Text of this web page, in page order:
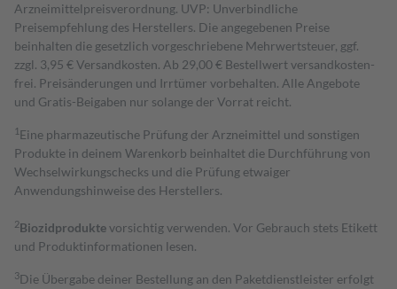
Arzneimittelpreisverordnung. UVP: Unverbindliche
Preisempfehlung des Herstellers. Die angegebenen Preise
beinhalten die gesetzlich vorgeschriebene Mehrwertsteuer, ggf.
zzgl. 3,95 € Versandkosten. Ab 29,00 € Bestell­wert versand­kosten­
frei. Preisänderungen und Irrtümer vorbehalten. Alle Angebote
und Gratis-Beigaben nur solange der Vorrat reicht.
1 Eine pharmazeutische Prüfung der Arzneimittel und sonstigen
Produkte in deinem Warenkorb beinhaltet die Durchführung von
Wechselwirkungschecks und die Prüfung etwaiger
Anwendungshinweise des Herstellers.
2Biozidproduktevorsichtig verwenden. Vor Gebrauch stets Etikett
und Produktinformationen lesen.
3Die Übergabe deiner Bestellung an den Paketdienstleister erfolgt